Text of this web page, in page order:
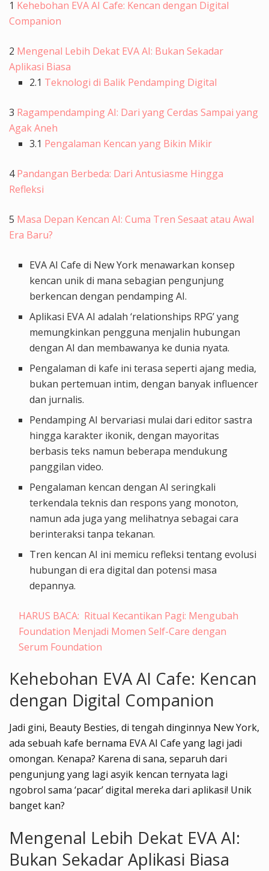
1 Kehebohan EVA AI Cafe: Kencan dengan Digital
Companion
2 Mengenal Lebih Dekat EVA AI: Bukan Sekadar
Aplikasi Biasa
2.1 Teknologi di Balik Pendamping Digital
3 Ragampendamping AI: Dari yang Cerdas Sampai yang
Agak Aneh
3.1 Pengalaman Kencan yang Bikin Mikir
4 Pandangan Berbeda: Dari Antusiasme Hingga
Refleksi
5 Masa Depan Kencan AI: Cuma Tren Sesaat atau Awal
Era Baru?
EVA AI Cafe di New York menawarkan konsep
kencan unik di mana sebagian pengunjung
berkencan dengan pendamping AI.
Aplikasi EVA AI adalah ‘relationships RPG’ yang
memungkinkan pengguna menjalin hubungan
dengan AI dan membawanya ke dunia nyata.
Pengalaman di kafe ini terasa seperti ajang media,
bukan pertemuan intim, dengan banyak influencer
dan jurnalis.
Pendamping AI bervariasi mulai dari editor sastra
hingga karakter ikonik, dengan mayoritas
berbasis teks namun beberapa mendukung
panggilan video.
Pengalaman kencan dengan AI seringkali
terkendala teknis dan respons yang monoton,
namun ada juga yang melihatnya sebagai cara
berinteraksi tanpa tekanan.
Tren kencan AI ini memicu refleksi tentang evolusi
hubungan di era digital dan potensi masa
depannya.
HARUS BACA: Ritual Kecantikan Pagi: Mengubah
Foundation Menjadi Momen Self-Care dengan
Serum Foundation
Kehebohan EVA AI Cafe: Kencan
dengan Digital Companion
Jadi gini, Beauty Besties, di tengah dinginnya New York,
ada sebuah kafe bernama EVA AI Cafe yang lagi jadi
omongan. Kenapa? Karena di sana, separuh dari
pengunjung yang lagi asyik kencan ternyata lagi
ngobrol sama ‘pacar’ digital mereka dari aplikasi! Unik
banget kan?
Mengenal Lebih Dekat EVA AI:
Bukan Sekadar Aplikasi Biasa